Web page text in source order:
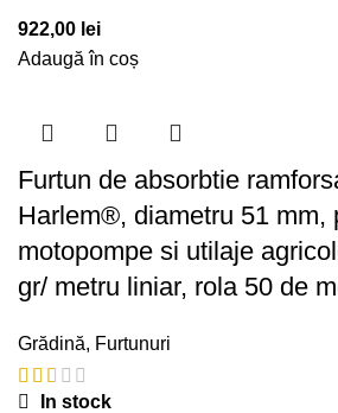
922,00 lei
Adaugă în coș
Furtun de absorbtie
Harlem®, diametru 51 mm,
motopompe si utilaje
gr/ metru liniar, rola 50 de
Grădină, Furtunuri
In stock